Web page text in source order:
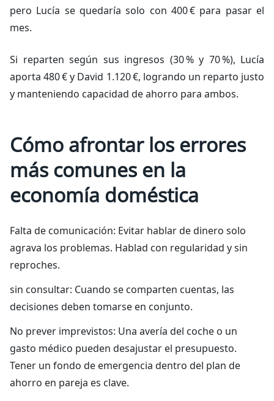
pero Lucía se quedaría solo con 400 € para pasar el
mes.
Si reparten según sus ingresos (30 % y 70 %), Lucía
aporta 480 € y David 1.120 €, logrando un reparto justo
y manteniendo capacidad de ahorro para ambos.
Cómo afrontar los errores
más comunes en la
economía doméstica
Falta de comunicación: Evitar hablar de dinero solo
agrava los problemas. Hablad con regularidad y sin
reproches.
sin consultar: Cuando se comparten cuentas, las
decisiones deben tomarse en conjunto.
No prever imprevistos: Una avería del coche o un
gasto médico pueden desajustar el presupuesto.
Tener un fondo de emergencia dentro del plan de
ahorro en pareja es clave.